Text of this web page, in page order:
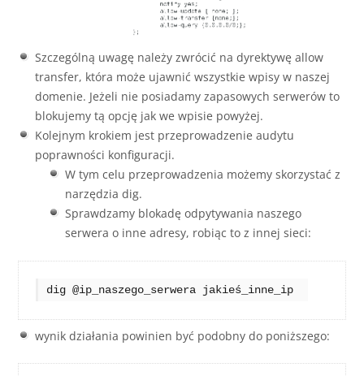
Szczególną uwagę należy zwrócić na dyrektywę allow
transfer, która może ujawnić wszystkie wpisy w naszej
domenie. Jeżeli nie posiadamy zapasowych serwerów to
blokujemy tą opcję jak we wpisie powyżej.
Kolejnym krokiem jest przeprowadzenie audytu
poprawności konfiguracji.
W tym celu przeprowadzenia możemy skorzystać z
narzędzia dig.
Sprawdzamy blokadę odpytywania naszego
serwera o inne adresy, robiąc to z innej sieci:
dig @ip_naszego_serwera jakieś_inne_ip
wynik działania powinien być podobny do poniższego: